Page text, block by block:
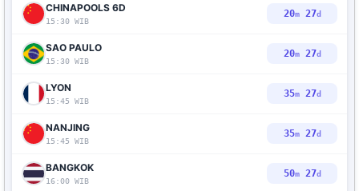
CHINAPOOLS 6D
15:30 WIB
20m25d
SAO PAULO
15:30 WIB
20m25d
LYON
15:45 WIB
35m25d
NANJING
15:45 WIB
35m25d
BANGKOK
16:00 WIB
50m25d